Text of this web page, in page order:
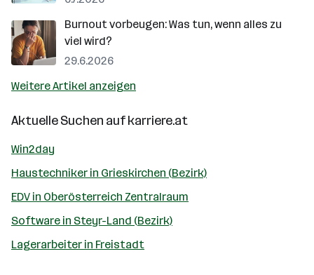
Burnout vorbeugen: Was tun, wenn alles zu
viel wird?
29.6.2026
Weitere Artikel anzeigen
Aktuelle Suchen aufkarriere.at
Win2day
Haustechniker in Grieskirchen (Bezirk)
EDV in Oberösterreich Zentralraum
Software in Steyr-Land (Bezirk)
Lagerarbeiter in Freistadt